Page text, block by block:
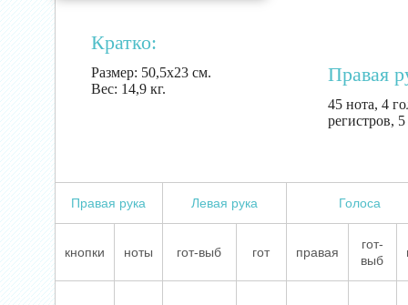
Кратко:
Размер: 50,5х23 см.
Вес: 14,9 кг.
Правая
45 нота, 4
регистров,
Правая рука Левая рука Голоса
кнопки ноты гот-выб гот правая
гот-
выб